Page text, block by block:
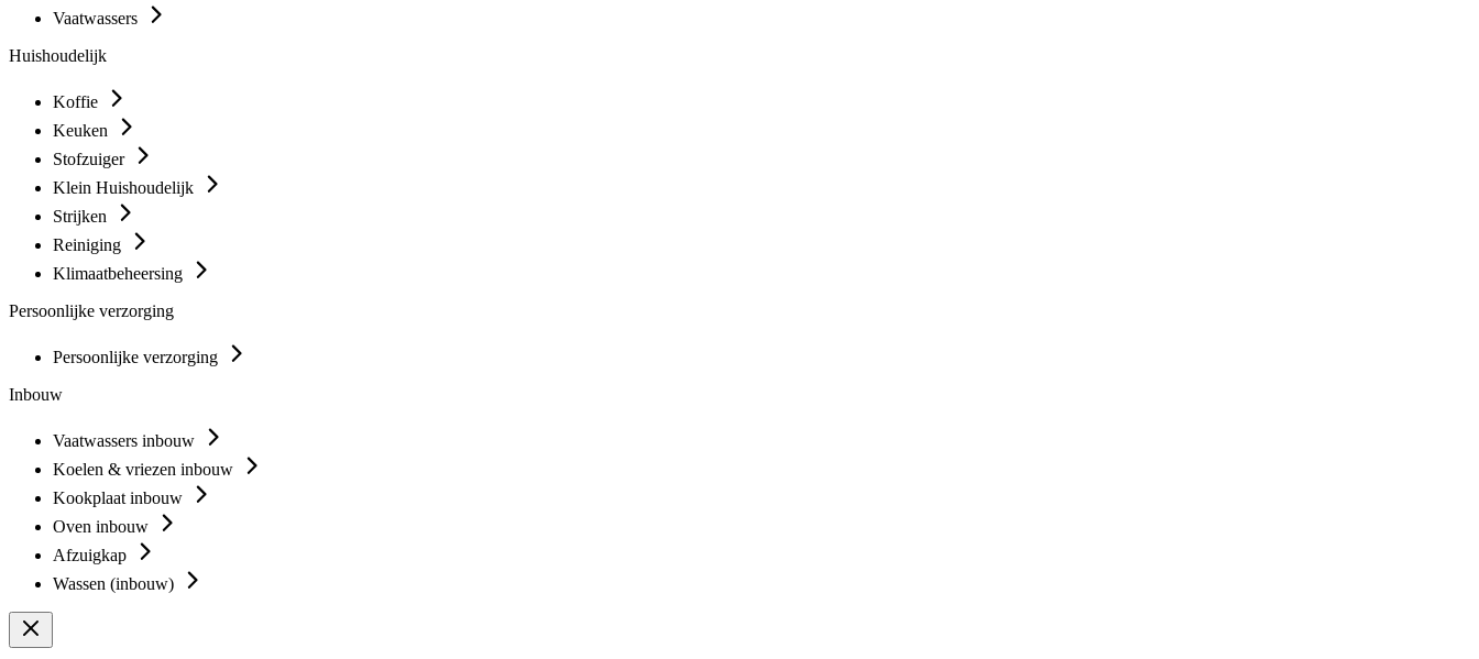
Vaatwassers
Huishoudelijk
Koffie
Keuken
Stofzuiger
Klein Huishoudelijk
Strijken
Reiniging
Klimaatbeheersing
Persoonlijke verzorging
Persoonlijke verzorging
Inbouw
Vaatwassers inbouw
Koelen & vriezen inbouw
Kookplaat inbouw
Oven inbouw
Afzuigkap
Wassen (inbouw)